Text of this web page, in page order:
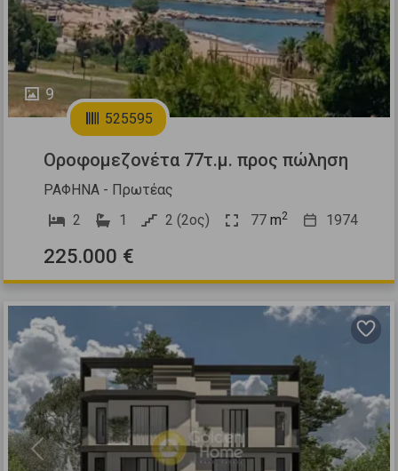
9
525595
Οροφομεζονέτα 77τ.μ. προς πώληση
ΡΑΦΗΝΑ - Πρωτέας
2
1 2 (2ος) 77 m2 1974
225.000 €
Previous Next